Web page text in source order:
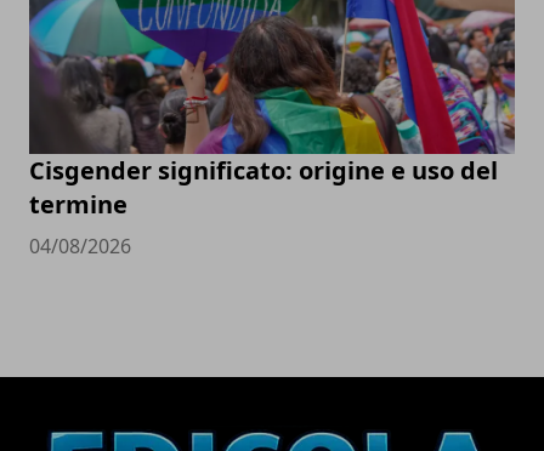
Cisgender significato: origine e uso del
termine
04/08/2026